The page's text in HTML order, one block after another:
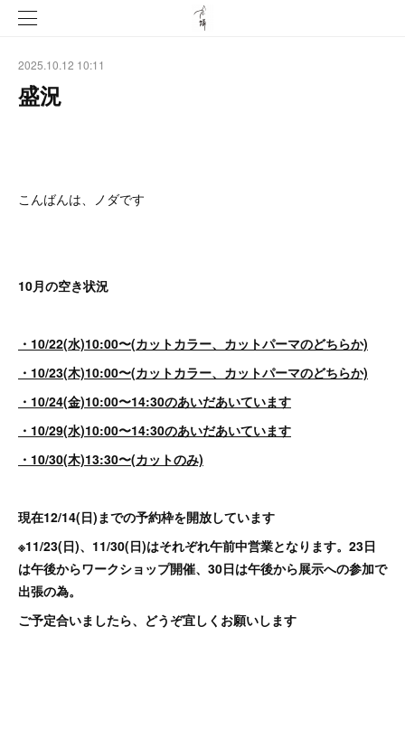
2025.10.12 10:11
盛況
こんばんは、ノダです
10月の空き状況
・10/22(水)10:00〜(カットカラー、カットパーマのどちらか)
・10/23(木)10:00〜(カットカラー、カットパーマのどちらか)
・10/24(金)10:00〜14:30のあいだあいています
・10/29(水)10:00〜14:30のあいだあいています
・10/30(木)13:30〜(カットのみ)
現在12/14(日)までの予約枠を開放しています
※11/23(日)、11/30(日)はそれぞれ午前中営業となります。23日
は午後からワークショップ開催、30日は午後から展示への参加で
出張の為。
ご予定合いましたら、どうぞ宜しくお願いします